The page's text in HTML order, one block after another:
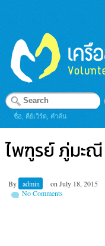
ชื่อ, คีย์เวิร์ด, คำค้น
ไพฑูรย์ ภู่มะณี
By admin on July 18, 2015
No Comments